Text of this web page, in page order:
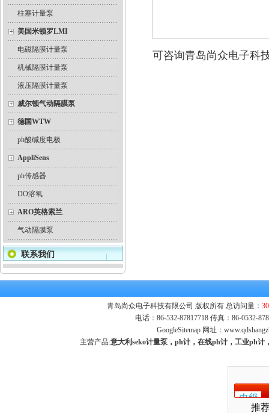
柱塞计量泵
美国米顿罗LMI
电磁隔膜计量泵
机械隔膜计量泵
液压隔膜计量泵
威尔顿气动隔膜泵
德国WTW
ph酸碱度电极
AppliSens
ph传感器
DO溶氧
ARO英格索兰
气动隔膜泵
联系我们
可咨询青岛尚众电子科
青岛尚众电子科技有限公司 版权所有 总访问量：
电话：86-532-87817718 传真：86-0532-
GoogleSitemap网址：
主营产品:意大利seko计量泵，ph计，在线ph计，工业ph
推